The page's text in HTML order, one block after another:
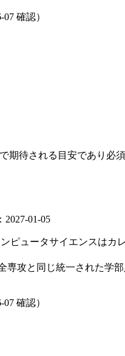
07 確認）
待される目安であり必
2027-01-05
ピュータサイエンスは
攻と同じ統一された学
07 確認）